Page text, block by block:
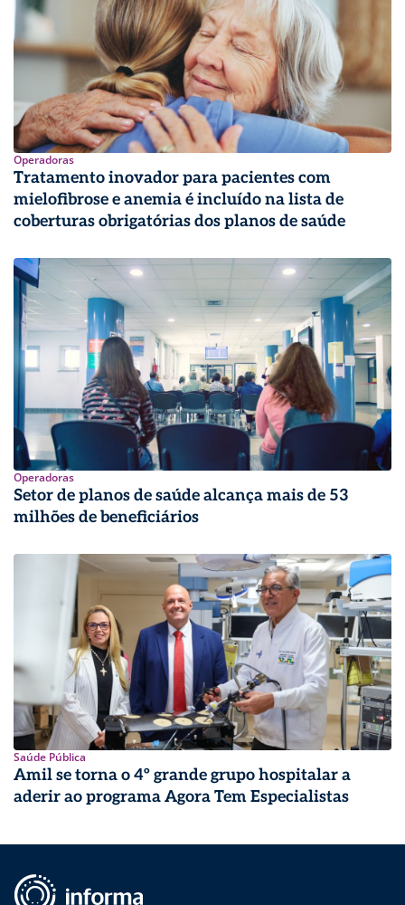
Operadoras
Tratamento inovador para pacientes com
mielofibrose e anemia é incluído na lista de
coberturas obrigatórias dos planos de saúde
Operadoras
Setor de planos de saúde alcança mais de 53
milhões de beneficiários
Saúde Pública
Amil se torna o 4º grande grupo hospitalar a
aderir ao programa Agora Tem Especialistas